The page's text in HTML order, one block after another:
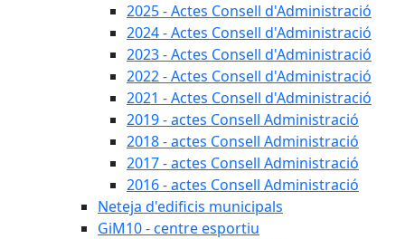
2025 - Actes Consell d'Administració
2024 - Actes Consell d'Administració
2023 - Actes Consell d'Administració
2022 - Actes Consell d'Administració
2021 - Actes Consell d'Administració
2019 - actes Consell Administració
2018 - actes Consell Administració
2017 - actes Consell Administració
2016 - actes Consell Administració
Neteja d'edificis municipals
GiM10 - centre esportiu